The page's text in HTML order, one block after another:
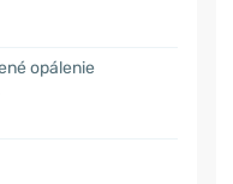
opálenie